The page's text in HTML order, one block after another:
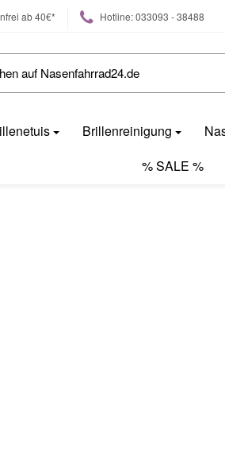
ab 40€* Hotline: 033093 - 38488
Brillenreinigung
% SALE %